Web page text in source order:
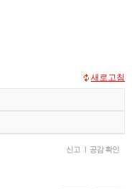
새로고침
신고 | 공감 확인